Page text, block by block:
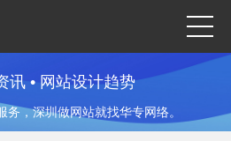
讯 • 网站设计趋势
务，深圳做网站就找华专网络。